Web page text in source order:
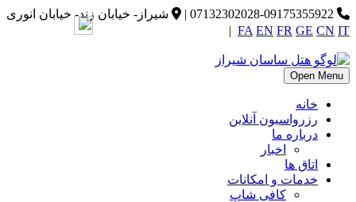
|
شیراز- خیابان زند- خیابان انوری
FA EN FR GE CN IT
|
Open Menu
خانه
رزرواسیون آنلاین
درباره ما
اخبار
اتاق ها
خدمات و امکانات
کافی شاپ